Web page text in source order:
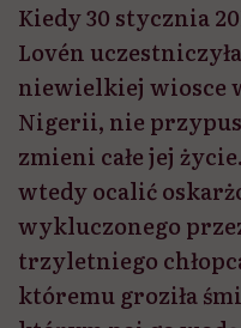
Kiedy 30 stycznia
Lovén
niewielkiej wiosce
Nigerii, nie
zmieni całe jej
wtedy ocalić
wykluczonego
trzyletniego
któremu groziła